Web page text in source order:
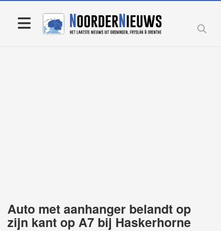
Auto met aanhanger belandt op
zijn kant op A7 bij Haskerhorne